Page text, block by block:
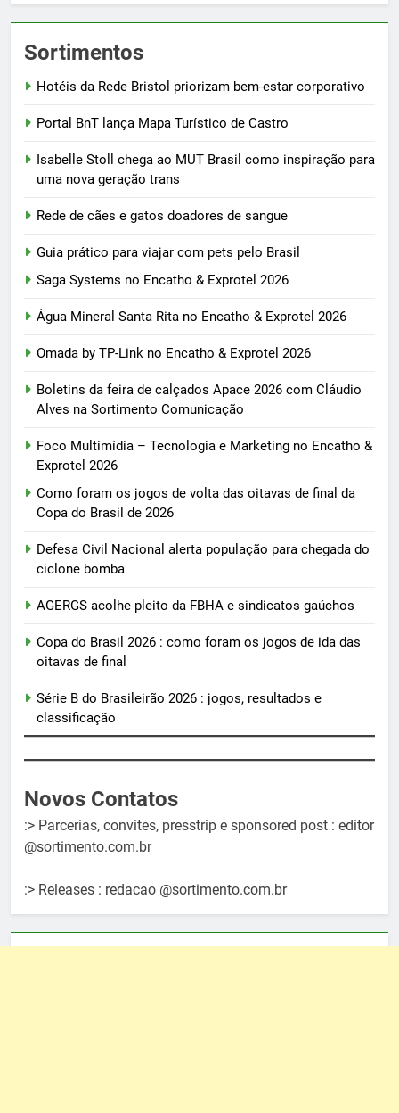
Sortimentos
Hotéis da Rede Bristol priorizam bem-estar corporativo
Portal BnT lança Mapa Turístico de Castro
Isabelle Stoll chega ao MUT Brasil como inspiração para
uma nova geração trans
Rede de cães e gatos doadores de sangue
Guia prático para viajar com pets pelo Brasil
Saga Systems no Encatho & Exprotel 2026
Água Mineral Santa Rita no Encatho & Exprotel 2026
Omada by TP-Link no Encatho & Exprotel 2026
Boletins da feira de calçados Apace 2026 com Cláudio
Alves na Sortimento Comunicação
Foco Multimídia – Tecnologia e Marketing no Encatho &
Exprotel 2026
Como foram os jogos de volta das oitavas de final da
Copa do Brasil de 2026
Defesa Civil Nacional alerta população para chegada do
ciclone bomba
AGERGS acolhe pleito da FBHA e sindicatos gaúchos
Copa do Brasil 2026 : como foram os jogos de ida das
oitavas de final
Série B do Brasileirão 2026 : jogos, resultados e
classificação
Novos Contatos
:> Parcerias, convites, presstrip e sponsored post : editor
@sortimento.com.br
:> Releases : redacao @sortimento.com.br